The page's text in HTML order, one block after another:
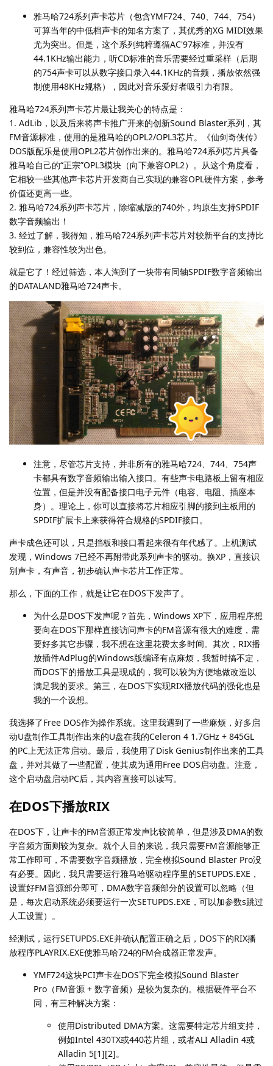
雅马哈724系列声卡芯片（包含YMF724、740、744、754）
可算当年的中低档声卡的知名方案了，其优秀的XG MIDI效果
尤为突出。但是，这个系列纯粹遵循AC'97标准，并没有
44.1KHz输出能力，听CD标准的音乐需要经过重采样（后期
的754声卡可以从数字接口录入44.1KHz的音频，播放依然强
制使用48KHz规格），因此对音乐爱好者吸引力有限。
雅马哈724系列声卡芯片最让我关心的特点是：
1. AdLib，以及后来将声卡推广开来的创新Sound Blaster系列，其
FM音源标准，使用的是雅马哈的OPL2/OPL3芯片。《仙剑奇侠传》
DOS版配乐是使用OPL2芯片创作出来的。雅马哈724系列芯片具备
雅马哈自己的“正宗”OPL3模块（向下兼容OPL2）。从这个角度看，
它相较一些其他声卡芯片开发商自己实现的兼容OPL硬件方案，参考
价值还更高一些。
2. 雅马哈724系列声卡芯片，除缩减版的740外，均原生支持SPDIF
数字音频输出！
3. 经过了解，我得知，雅马哈724系列声卡芯片对较新平台的支持比
较到位，兼容性较为出色。
就是它了！经过筛选，本人淘到了一块带有同轴SPDIF数字音频输出
的DATALAND雅马哈724声卡。
注意，尽管芯片支持，并非所有的雅马哈724、744、754声
卡都具有数字音频输出输入接口。有些声卡电路板上留有相应
位置，但是并没有配备接口电子元件（电容、电阻、插座本
身）。理论上，你可以直接将芯片相应引脚的接到主板用的
SPDIF扩展卡上来获得符合规格的SPDIF接口。
声卡成色还可以，只是挡板和接口看起来很有年代感了。上机测试
发现，Windows 7已经不再附带此系列声卡的驱动。换XP，直接识
别声卡，有声音，初步确认声卡芯片工作正常。
那么，下面的工作，就是让它在DOS下发声了。
为什么是DOS下发声呢？首先，Windows XP下，应用程序想
要向在DOS下那样直接访问声卡的FM音源有很大的难度，需
要好多其它步骤，我不想在这里花费太多时间。其次，RIX播
放插件AdPlug的Windows版编译有点麻烦，我暂时搞不定，
而DOS下的播放工具是现成的，我可以较为方便地做改造以
满足我的要求。第三，在DOS下实现RIX播放代码的强化也是
我的一个设想。
我选择了Free DOS作为操作系统。这里我遇到了一些麻烦，好多启
动U盘制作工具制作出来的U盘在我的Celeron 4 1.7GHz + 845GL
的PC上无法正常启动。最后，我使用了Disk Genius制作出来的工具
盘，并对其做了一些配置，使其成为通用Free DOS启动盘。注意，
这个启动盘启动PC后，其内容直接可以读写。
在DOS下播放RIX
在DOS下，让声卡的FM音源正常发声比较简单，但是涉及DMA的数
字音频方面则较为复杂。就个人目的来说，我只需要FM音源能够正
常工作即可，不需要数字音频播放，完全模拟Sound Blaster Pro没
有必要。因此，我只需要运行雅马哈驱动程序里的SETUPDS.EXE，
设置好FM音源部分即可，DMA数字音频部分的设置可以忽略（但
是，每次启动系统必须要运行一次SETUPDS.EXE，可以加参数s跳过
人工设置）。
经测试，运行SETUPDS.EXE并确认配置正确之后，DOS下的RIX播
放程序PLAYRIX.EXE使雅马哈724的FM合成器正常发声。
YMF724这块PCI声卡在DOS下完全模拟Sound Blaster
Pro（FM音源 + 数字音频）是较为复杂的。根据硬件平台不
同，有三种解决方案：
使用Distributed DMA方案。这需要特定芯片组支持，
例如Intel 430TX或440芯片组，或者ALI Alladin 4或
Alladin 5[1][2]。